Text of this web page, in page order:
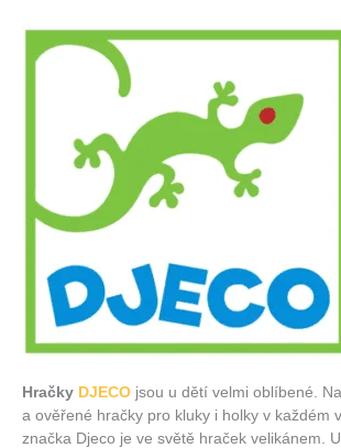
Hračky DJECO jsou u dětí velmi oblíbené.
a ověřené hračky pro kluky i holky v každém
značka Djeco je ve světě hraček velikánem.